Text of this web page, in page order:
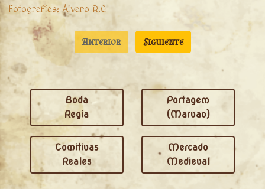
Fotografías: Álvaro R.G
Anterior Siguiente
Boda
Regia
Portagem
(Marvao)
Comitivas
Reales
Mercado
Medieval